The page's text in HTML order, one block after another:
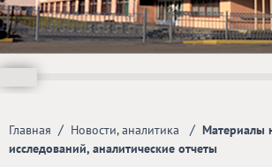
Главная / Новости, аналитика / Материалы
исследований, аналитические отчеты